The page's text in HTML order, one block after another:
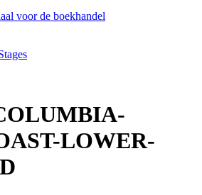
voor de boekhandel
LOWER-